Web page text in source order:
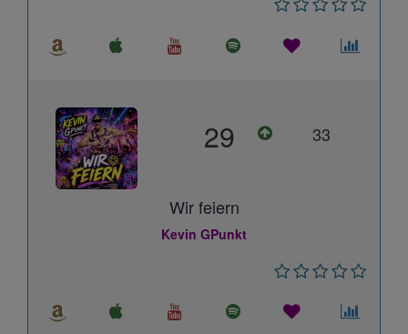
29 33
Wir feiern
Kevin GPunkt